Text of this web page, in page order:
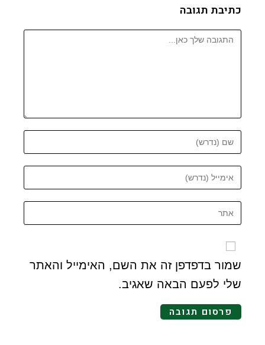
כתיבת תגובה
שמור בדפדפן זה את השם, האימייל והאתר
שלי לפעם הבאה שאגיב.